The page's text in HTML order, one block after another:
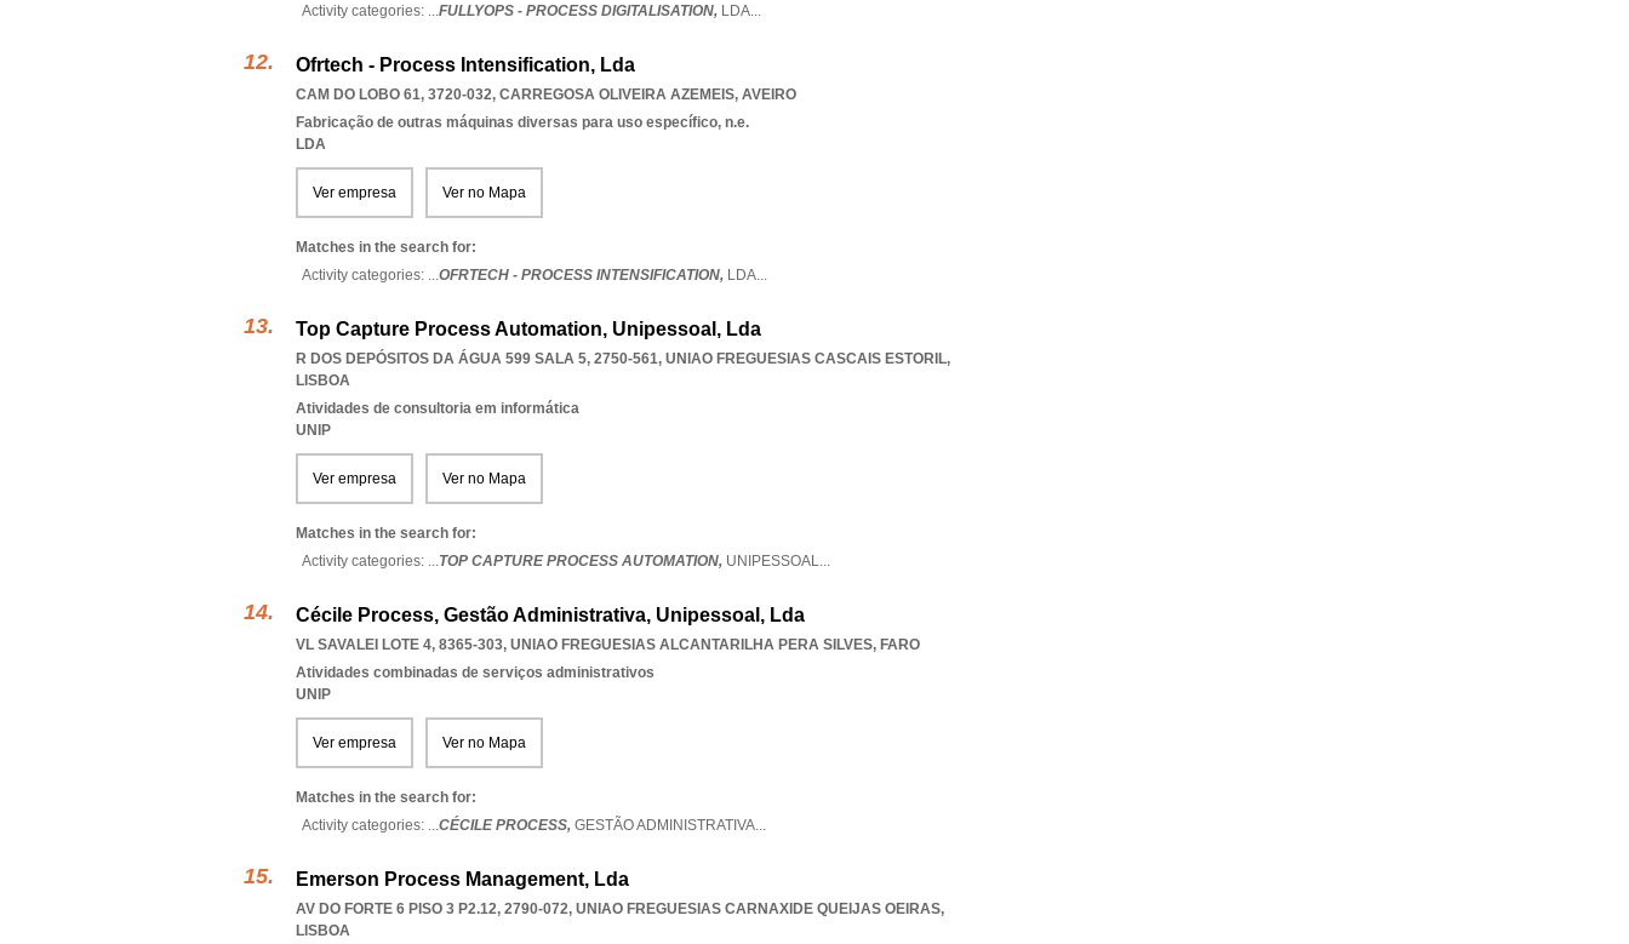
Activity categories: ...FULLYOPS - PROCESS DIGITALISATION, LDA...
Ofrtech - Process Intensification, Lda
CAM DO LOBO 61, 3720-032, CARREGOSA OLIVEIRA AZEMEIS, AVEIRO
Fabricação de outras máquinas diversas para uso específico, n.e.
LDA
Ver empresa Ver no Mapa
Matches in the search for:
Activity categories: ...OFRTECH - PROCESS INTENSIFICATION, LDA...
Top Capture Process Automation, Unipessoal, Lda
R DOS DEPÓSITOS DA ÁGUA 599 SALA 5, 2750-561, UNIAO FREGUESIAS CASCAIS ESTORIL,
LISBOA
Atividades de consultoria em informática
UNIP
Ver empresa Ver no Mapa
Matches in the search for:
Activity categories: ...TOP CAPTURE PROCESS AUTOMATION, UNIPESSOAL...
Cécile Process, Gestão Administrativa, Unipessoal, Lda
VL SAVALEI LOTE 4, 8365-303, UNIAO FREGUESIAS ALCANTARILHA PERA SILVES, FARO
Atividades combinadas de serviços administrativos
UNIP
Ver empresa Ver no Mapa
Matches in the search for:
Activity categories: ...CÉCILE PROCESS, GESTÃO ADMINISTRATIVA...
Emerson Process Management, Lda
AV DO FORTE 6 PISO 3 P2.12, 2790-072, UNIAO FREGUESIAS CARNAXIDE QUEIJAS OEIRAS,
LISBOA